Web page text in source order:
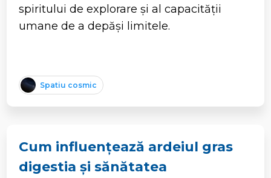
spiritului de explorare și al capacității
umane de a depăși limitele.
Spatiu cosmic
Cum influențează ardeiul gras
digestia și sănătatea